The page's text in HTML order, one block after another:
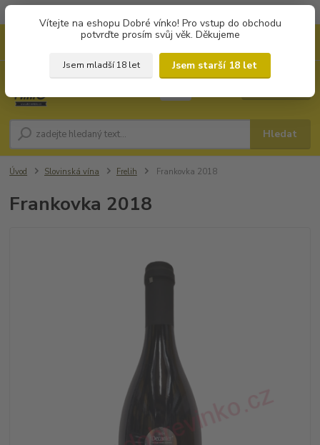
Vítejte na eshopu Dobré vínko! Pro vstup do obchodu
potvrďte prosím svůj věk. Děkujeme
Jsem mladší 18 let
Jsem starší 18 let
Hledat
Úvod Slovinská vína Frelih Frankovka 2018
Frankovka 2018